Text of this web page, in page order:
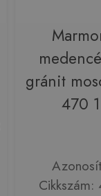
gránit
470